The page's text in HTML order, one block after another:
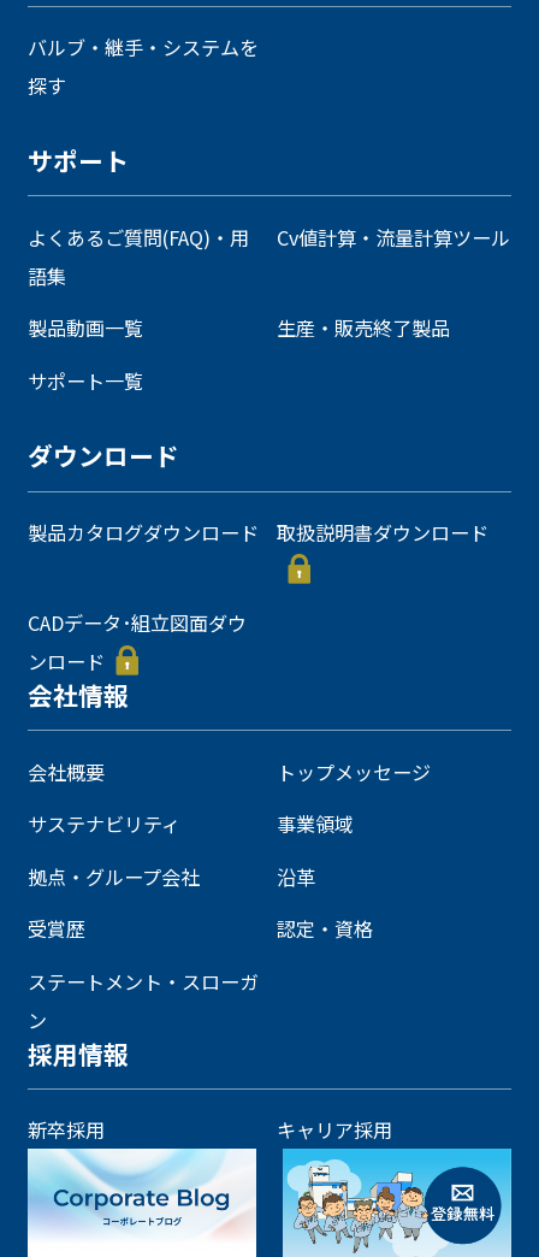
バルブ・継手・システムを
探す
サポート
よくあるご質問(FAQ)・用
語集
Cv値計算・流量計算ツール
製品動画一覧
生産・販売終了製品
サポート一覧
ダウンロード
製品カタログダウンロード 取扱説明書ダウンロード
CADデータ･組立図面ダウ
ンロード
会社情報
会社概要
トップメッセージ
サステナビリティ
事業領域
拠点・グループ会社
沿革
受賞歴
認定・資格
ステートメント・スローガ
ン
採用情報
新卒採用 キャリア採用